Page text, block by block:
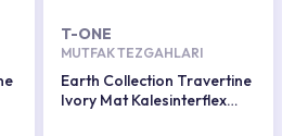
T-ONE
MUTFAK TEZGAHLARI
Earth Collection Travertine
Ivory Mat Kalesinterflex